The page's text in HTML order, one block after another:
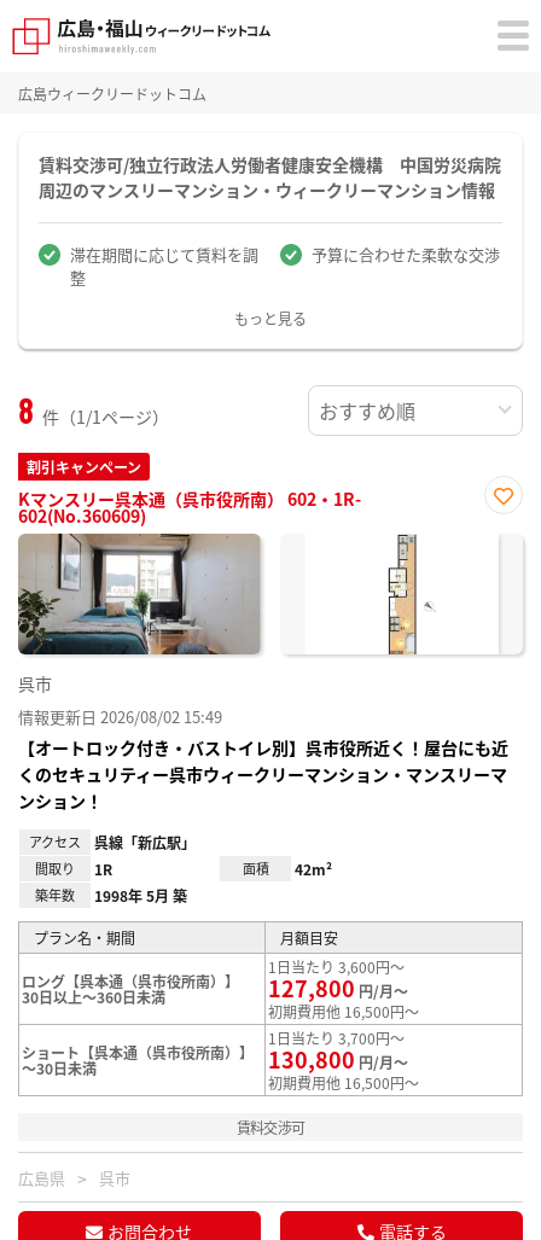
広島ウィークリードットコム
賃料交渉可/独立行政法人労働者健康安全機構 中国労災病院
周辺のマンスリーマンション・ウィークリーマンション情報
滞在期間に応じて賃料を調
整
予算に合わせた柔軟な交渉
もっと見る
8 件（1/1ページ）
割引キャンペーン
Kマンスリー呉本通（呉市役所南） 602・1R-
602(No.360609)
に入
呉市
情報更新日 2026/08/02 15:49
【オートロック付き・バストイレ別】呉市役所近く！屋台にも近
くのセキュリティー呉市ウィークリーマンション・マンスリーマ
ンション！
アクセス 呉線「新広駅」
間取り 1R 面積 42m²
築年数 1998年 5月 築
プラン名・期間 月額目安
ロング【呉本通（呉市役所南）】
30日以上～360日未満
1日当たり 3,600円～
127,800 円/月～
初期費用他 16,500円～
ショート【呉本通（呉市役所南）】
～30日未満
1日当たり 3,700円～
130,800 円/月～
初期費用他 16,500円～
賃料交渉可
広島県 呉市
お問合わせ 電話する